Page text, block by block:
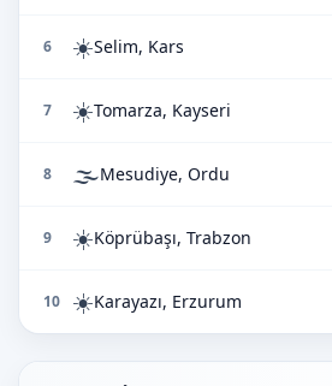
6 ☀️Selim, Kars
7 ☀️Tomarza, Kayseri
8 🌫️Mesudiye, Ordu
9 ☀️Köprübaşı, Trabzon
10 ☀️Karayazı, Erzurum